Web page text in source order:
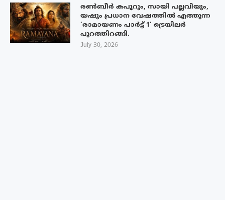
രൺബീർ കപൂറും, സായി പല്ലവിയും,
യഷും പ്രധാന വേഷത്തിൽ എത്തുന്ന
‘രാമായണം പാർട്ട് 1’ ട്രെയിലർ
പുറത്തിറങ്ങി.
July 30, 2026